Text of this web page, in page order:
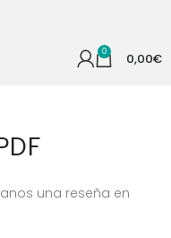
0 0,00€
una reseña en